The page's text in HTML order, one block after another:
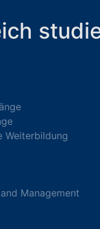
Weiterbildung
Management